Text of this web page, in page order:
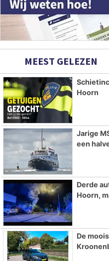
MEEST GELEZEN
Hoorn
Jarige
een
Derde
Hoorn,
De